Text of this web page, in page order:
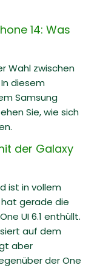
14: Was
Wahl zwischen
diesem
Samsung
Sie, wie sich
der Galaxy
ist in vollem
gerade die
UI 6.1 enthüllt.
auf dem
aber
der One